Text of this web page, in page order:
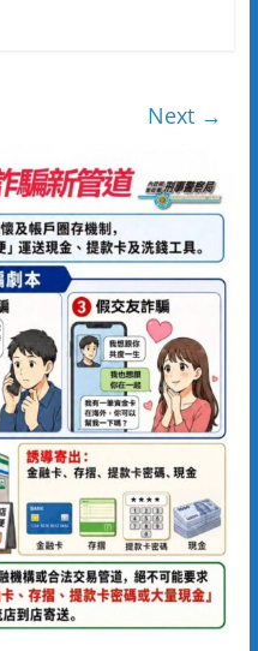
Next →